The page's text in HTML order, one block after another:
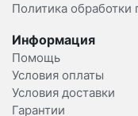
Политика
Информация
Помощь
Условия оплаты
Условия доставки
Гарантии